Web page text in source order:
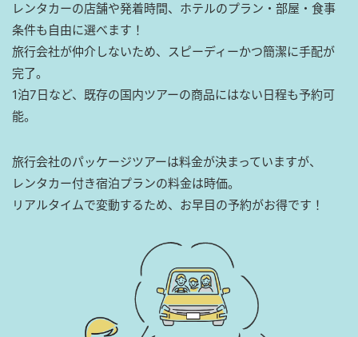
レンタカーの店舗や発着時間、ホテルのプラン・部屋・食事
条件も自由に選べます！
旅行会社が仲介しないため、スピーディーかつ簡潔に手配が
完了。
1泊7日など、既存の国内ツアーの商品にはない日程も予約可
能。
旅行会社のパッケージツアーは料金が決まっていますが、
レンタカー付き宿泊プランの料金は時価。
リアルタイムで変動するため、お早目の予約がお得です！